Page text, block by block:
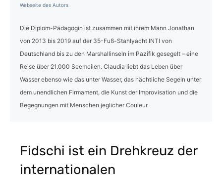
Webseite des Autors
Die Diplom-Pädagogin ist zusammen mit ihrem Mann Jonathan
von 2013 bis 2019 auf der 35-Fuß-Stahlyacht INTI von
Deutschland bis zu den Marshallinseln im Pazifik gesegelt – eine
Reise über 21.000 Seemeilen. Claudia liebt das Leben über
Wasser ebenso wie das unter Wasser, das nächtliche Segeln unter
dem unendlichen Firmament, die Kunst der Improvisation und die
Begegnungen mit Menschen jeglicher Couleur.
Fidschi ist ein Drehkreuz der
internationalen